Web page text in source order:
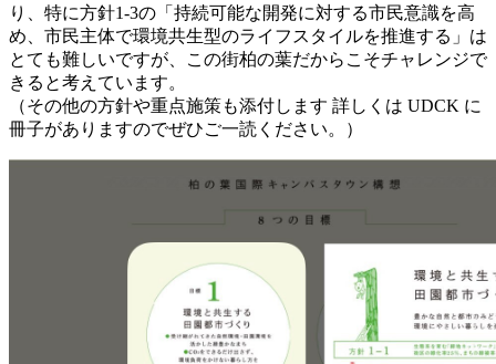
り、特に方針1-3の「持続可能な開発に対する市民意識を高
め、市民主体で環境共生型のライフスタイルを推進する」は
とても難しいですが、この街柏の葉だからこそチャレンジで
きると考えています。
（その他の方針や重点施策も添付します 詳しくは UDCK に
冊子がありますのでぜひご一読ください。）